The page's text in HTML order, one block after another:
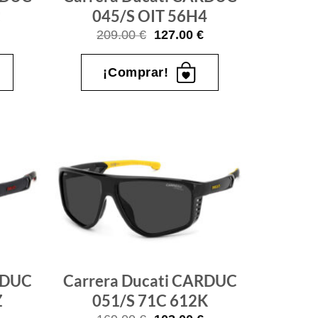
045/S OIT 56H4
209.00€ El
original
era:
209.00 €.
127.00 €El
actual
¡Comprar!
Gafas
de sol
Gafas
de sol
Carrera Ducati CARDUC
051/S 71C 612K